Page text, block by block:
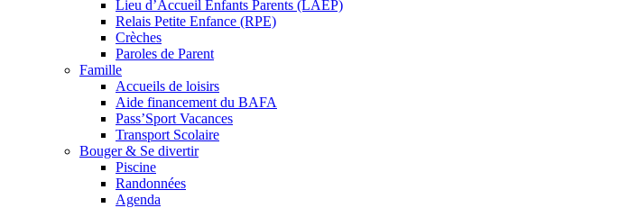
Lieu d’Accueil Enfants Parents (LAEP)
Relais Petite Enfance (RPE)
Crèches
Paroles de Parent
Famille
Accueils de loisirs
Aide financement du BAFA
Pass’Sport Vacances
Transport Scolaire
Bouger & Se divertir
Piscine
Randonnées
Agenda